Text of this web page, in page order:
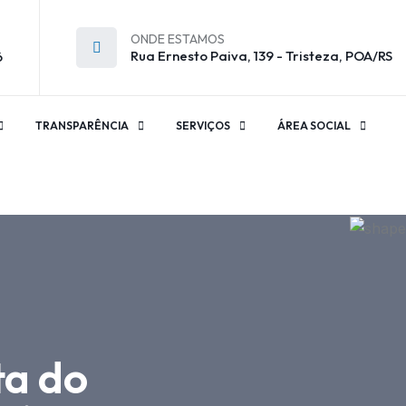
ONDE ESTAMOS
Rua Ernesto Paiva, 139 - Tristeza, POA/RS
TRANSPARÊNCIA SERVIÇOS ÁREA SOCIAL
do